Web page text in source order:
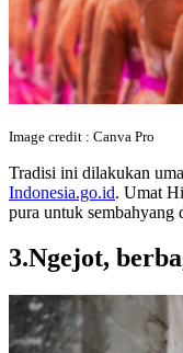
Image credit : Canva Pro
Tradisi ini dilakukan
Indonesia.go.id. Umat
pura untuk
3.Ngejot,